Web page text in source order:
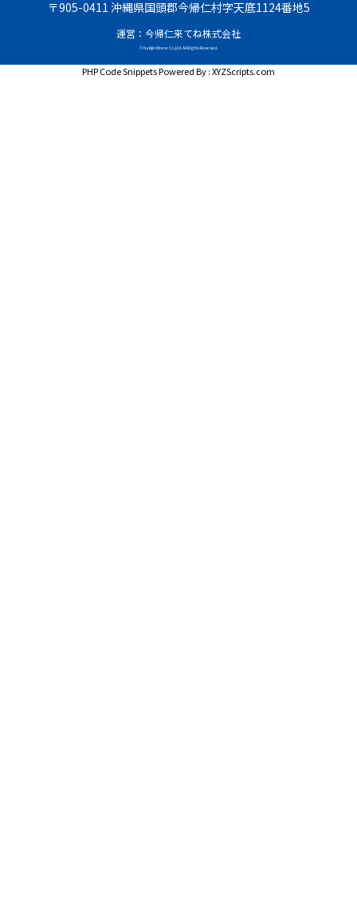
〒905-0411 沖縄県国頭郡今帰仁村字天底1124番地5
運営：今帰仁来てね株式会社
© Nakijin Kitene Co.,Ltd. All Rights Reserved.
PHP Code SnippetsPowered By :XYZScripts.com